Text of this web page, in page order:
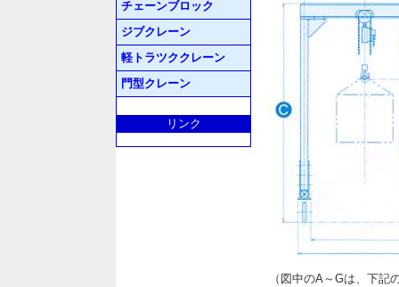
チェーンブロック
ジブクレーン
軽トラツククレーン
門型クレーン
リンク
（図中のA～Gは、下記